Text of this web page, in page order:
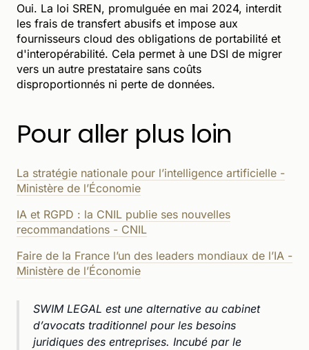
Oui. La loi SREN, promulguée en mai 2024, interdit
les frais de transfert abusifs et impose aux
fournisseurs cloud des obligations de portabilité et
d'interopérabilité. Cela permet à une DSI de migrer
vers un autre prestataire sans coûts
disproportionnés ni perte de données.
Pour aller plus loin
La stratégie nationale pour l’intelligence artificielle -
Ministère de l’Économie
IA et RGPD : la CNIL publie ses nouvelles
recommandations - CNIL
Faire de la France l’un des leaders mondiaux de l’IA -
Ministère de l’Économie
SWIM LEGAL est une alternative au cabinet
d’avocats traditionnel pour les besoins
juridiques des entreprises. Incubé par le